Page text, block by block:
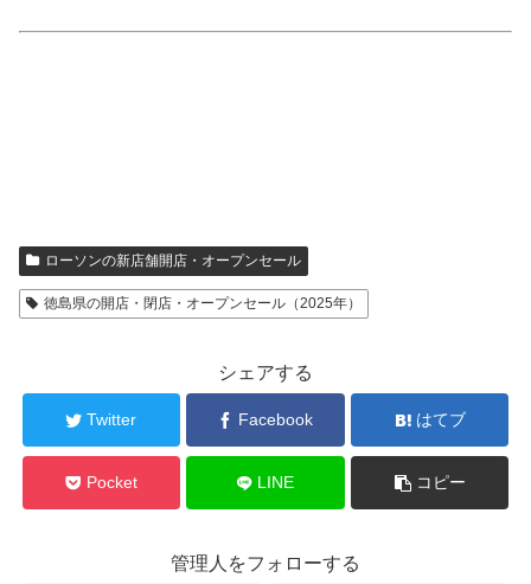
ローソンの新店舗開店・オープンセール
徳島県の開店・閉店・オープンセール（2025年）
シェアする
Twitter Facebook はてブ
Pocket LINE コピー
管理人をフォローする